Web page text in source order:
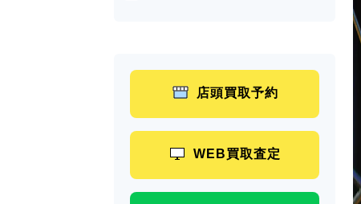
店頭買取予約
WEB買取査定